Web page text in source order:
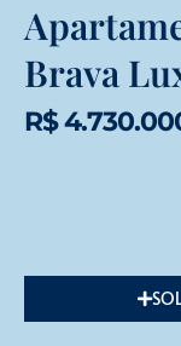
Brava
R$